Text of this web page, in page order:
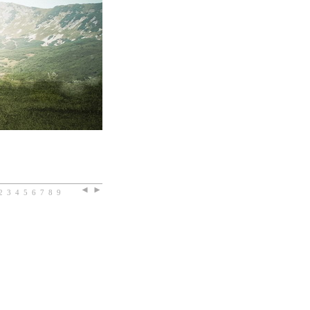
3 4 5 6 7 8 9